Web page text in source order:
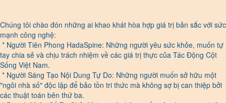
Chúng tôi chào đón những ai khao khát hòa hợp giá trị bản sắc với sức
mạnh công nghệ:
* Người Tiên Phong HadaSpine: Những người yêu sức khỏe, muốn tự
tay chia sẻ và chịu trách nhiệm về các giá trị thực của Tác Động Cột
Sống Việt Nam.
* Người Sáng Tạo Nội Dung Tự Do: Những người muốn sở hữu một
"ngôi nhà số" độc lập để bảo tồn tri thức mà không sợ bị can thiệp bởi
các thuật toán bên thứ ba.